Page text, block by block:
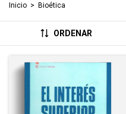
Inicio > Bioética
ORDENAR